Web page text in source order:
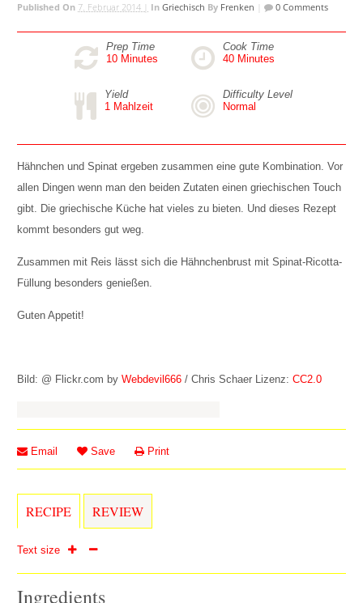
Published On 7. Februar 2014 | InGriechisch By Frenken | 0 Comments
Prep Time
10 Minutes
Cook Time
40 Minutes
Yield
1 Mahlzeit
Difficulty Level
Normal
Hähnchen und Spinat ergeben zusammen eine gute Kombination. Vor
allen Dingen wenn man den beiden Zutaten einen griechischen Touch
gibt. Die griechische Küche hat vieles zu bieten. Und dieses Rezept
kommt besonders gut weg.
Zusammen mit Reis lässt sich die Hähnchenbrust mit Spinat-Ricotta-
Füllung besonders genießen.
Guten Appetit!
Bild: @ Flickr.com byWebdevil666 / Chris Schaer Lizenz:CC2.0
Email Save Print
RECIPE REVIEW
Text size
Ingredients